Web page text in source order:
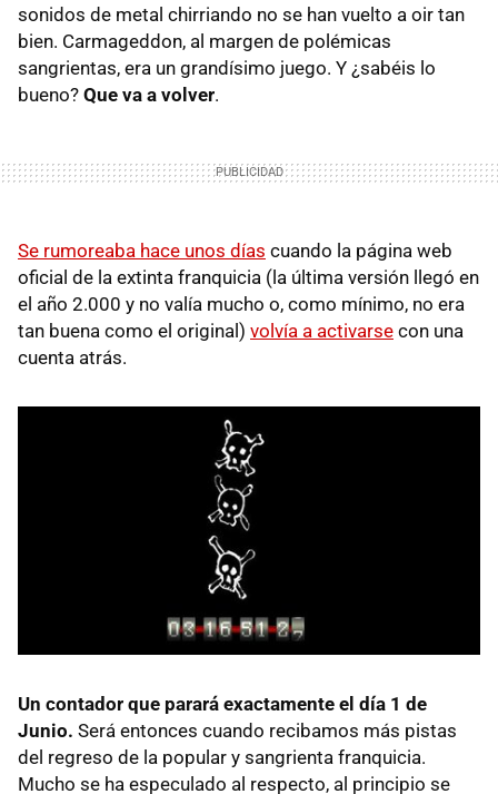
sonidos de metal chirriando no se han vuelto a oir tan
bien. Carmageddon, al margen de polémicas
sangrientas, era un grandísimo juego. Y ¿sabéis lo
bueno? Que va a volver.
Se rumoreaba hace unos días cuando la página web
oficial de la extinta franquicia (la última versión llegó en
el año 2.000 y no valía mucho o, como mínimo, no era
tan buena como el original) volvía a activarse con una
cuenta atrás.
Un contador que parará exactamente el día 1 de
Junio. Será entonces cuando recibamos más pistas
del regreso de la popular y sangrienta franquicia.
Mucho se ha especulado al respecto, al principio se